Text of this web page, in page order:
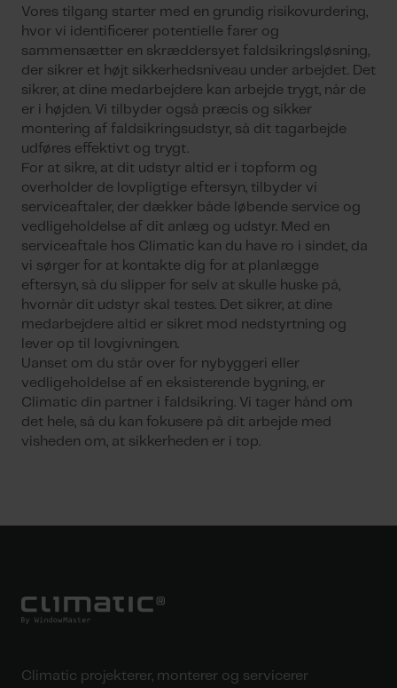
Vores tilgang starter med en grundig risikovurdering,
hvor vi identificerer potentielle farer og
sammensætter en skræddersyet faldsikringsløsning,
der sikrer et højt sikkerhedsniveau under arbejdet. Det
sikrer, at dine medarbejdere kan arbejde trygt, når de
er i højden. Vi tilbyder også præcis og sikker
montering af faldsikringsudstyr, så dit tagarbejde
udføres effektivt og trygt.
For at sikre, at dit udstyr altid er i topform og
overholder de lovpligtige eftersyn, tilbyder vi
serviceaftaler, der dækker både løbende service og
vedligeholdelse af dit anlæg og udstyr. Med en
serviceaftale hos Climatic kan du have ro i sindet, da
vi sørger for at kontakte dig for at planlægge
eftersyn, så du slipper for selv at skulle huske på,
hvornår dit udstyr skal testes. Det sikrer, at dine
medarbejdere altid er sikret mod nedstyrtning og
lever op til lovgivningen.
Uanset om du står over for nybyggeri eller
vedligeholdelse af en eksisterende bygning, er
Climatic din partner i faldsikring. Vi tager hånd om
det hele, så du kan fokusere på dit arbejde med
visheden om, at sikkerheden er i top.
Climatic projekterer, monterer og servicerer